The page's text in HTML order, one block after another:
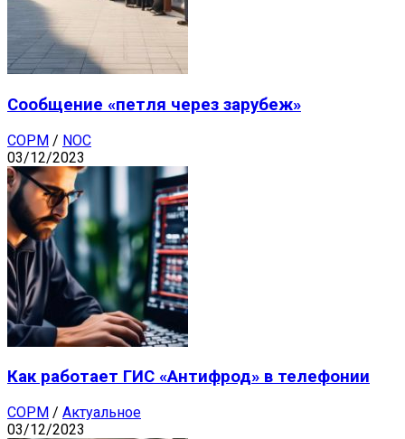
Сообщение «петля через зарубеж»
СОРМ / NOC
03/12/2023
Как работает ГИС «Антифрод» в телефонии
СОРМ / Актуальное
03/12/2023